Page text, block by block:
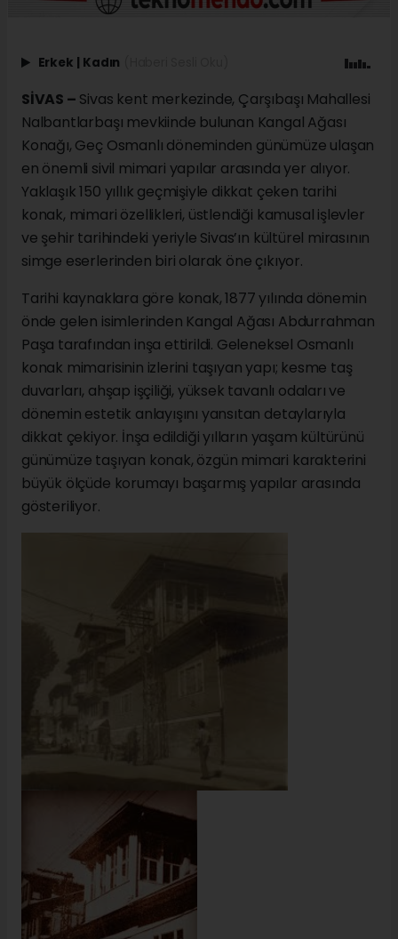
Erkek | Kadın
SİVAS – Sivas kent merkezinde, Çarşıbaşı Mahallesi
Nalbantlarbaşı mevkiinde bulunan Kangal Ağası
Konağı, Geç Osmanlı döneminden günümüze ulaşan
en önemli sivil mimari yapılar arasında yer alıyor.
Yaklaşık 150 yıllık geçmişiyle dikkat çeken tarihi
konak, mimari özellikleri, üstlendiği kamusal işlevler
ve şehir tarihindeki yeriyle Sivas’ın kültürel mirasının
simge eserlerinden biri olarak öne çıkıyor.
Tarihi kaynaklara göre konak, 1877 yılında dönemin
önde gelen isimlerinden Kangal Ağası Abdurrahman
Paşa tarafından inşa ettirildi. Geleneksel Osmanlı
konak mimarisinin izlerini taşıyan yapı; kesme taş
duvarları, ahşap işçiliği, yüksek tavanlı odaları ve
dönemin estetik anlayışını yansıtan detaylarıyla
dikkat çekiyor. İnşa edildiği yılların yaşam kültürünü
günümüze taşıyan konak, özgün mimari karakterini
büyük ölçüde korumayı başarmış yapılar arasında
gösteriliyor.